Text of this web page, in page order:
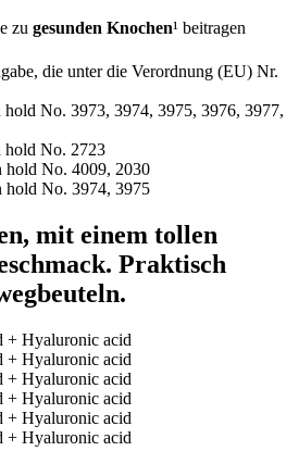
zu gesunden Knochen¹ beitragen
die unter die Verordnung (EU) Nr.
No. 3973, 3974, 3975, 3976, 3977,
hold No. 2723
hold No. 4009, 2030
hold No. 3974, 3975
mit einem tollen
Praktisch